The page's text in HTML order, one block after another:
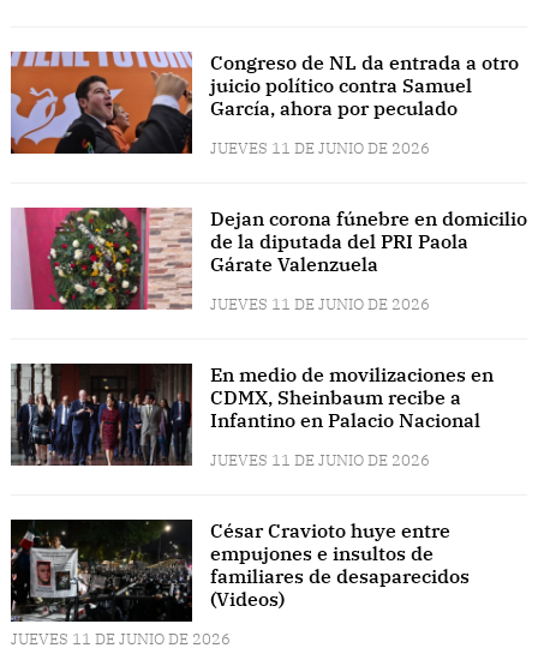
Congreso de NL da entrada a otro
juicio político contra Samuel
García, ahora por peculado
JUEVES 11 DE JUNIO DE 2026
Dejan corona fúnebre en domicilio
de la diputada del PRI Paola
Gárate Valenzuela
JUEVES 11 DE JUNIO DE 2026
En medio de movilizaciones en
CDMX, Sheinbaum recibe a
Infantino en Palacio Nacional
JUEVES 11 DE JUNIO DE 2026
César Cravioto huye entre
empujones e insultos de
familiares de desaparecidos
(Videos)
JUEVES 11 DE JUNIO DE 2026